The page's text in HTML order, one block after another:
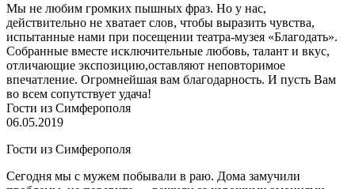
Мы не любим громких пышных фраз. Но у нас,
действительно не хватает слов, чтобы выразить чувства,
испытанные нами при посещении театра-музея «Благодать».
Собранные вместе исключительные любовь, талант и вкус,
отличающие экспозицию,оставляют неповторимое
впечатление. Огромнейшая вам благодарность. И пусть Вам
во всем сопутствует удача!
Гости из Симферополя
06.05.2019
Гости из Симферополя
Сегодня мы с мужем побывали в раю. Дома замучили